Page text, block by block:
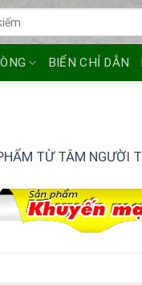
BIỂN CHỈ DẪN
TỪ TÂM NGƯỜI